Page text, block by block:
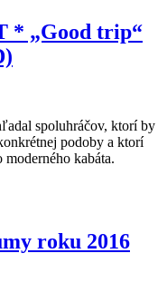
* „Good trip“
spoluhráčov, ktorí by
podoby a ktorí
kabáta.
roku 2016